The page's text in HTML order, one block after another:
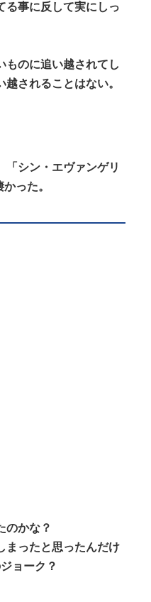
る事に反して実にしっ
ものに追い越されてし
されることはない。
「シン・エヴァンゲリ
った。
のかな？
まったと思ったんだけ
ョーク？